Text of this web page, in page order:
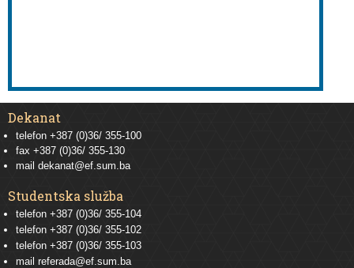
Dekanat
telefon +387 (0)36/ 355-100
fax +387 (0)36/ 355-130
mail dekanat@ef.sum.ba
Studentska služba
telefon +387 (0)36/ 355-104
telefon +387 (0)36/ 355-102
telefon +387 (0)36/ 355-103
mail referada@ef.sum.ba